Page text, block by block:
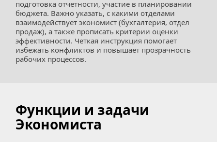
подготовка отчетности, участие в планировании
бюджета. Важно указать, с какими отделами
взаимодействует экономист (бухгалтерия, отдел
продаж), а также прописать критерии оценки
эффективности. Четкая инструкция помогает
избежать конфликтов и повышает прозрачность
рабочих процессов.
Функции и задачи
Экономиста